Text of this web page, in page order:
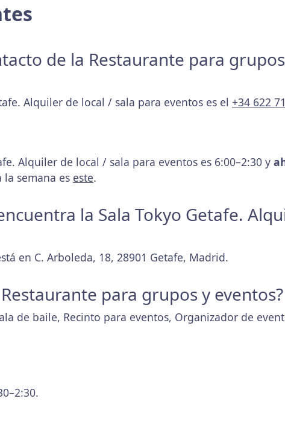
de la Restaurante para
Alquiler de local / sala para eventos es el +34 622
Alquiler de local / sala para eventos es 6:00–2:30 y
semana es este.
la Sala Tokyo Getafe.
en C. Arboleda, 18, 28901 Getafe, Madrid.
para grupos y eventos?
de baile, Recinto para eventos, Organizador de